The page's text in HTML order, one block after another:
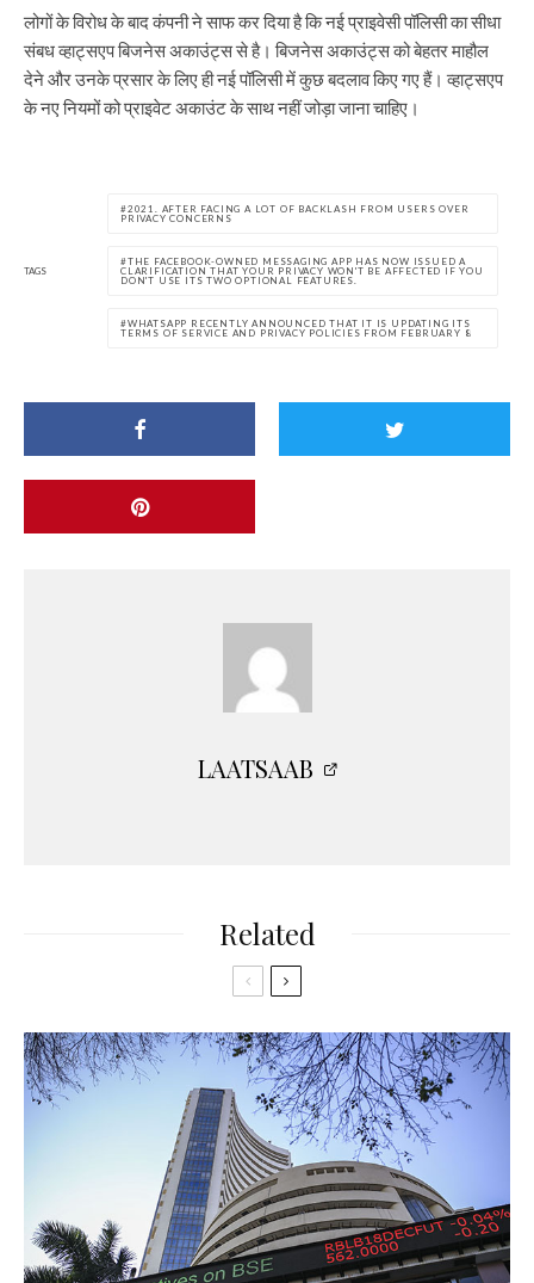
लोगों के विरोध के बाद कंपनी ने साफ कर दिया है कि नई प्राइवेसी पॉलिसी का सीधा
संबध व्हाट्सएप बिजनेस अकाउंट्स से है। बिजनेस अकाउंट्स को बेहतर माहौल
देने और उनके प्रसार के लिए ही नई पॉलिसी में कुछ बदलाव किए गए हैं। व्हाट्सएप
के नए नियमों को प्राइवेट अकाउंट के साथ नहीं जोड़ा जाना चाहिए।
TAGS
2021. AFTER FACING A LOT OF BACKLASH FROM USERS OVER
PRIVACY CONCERNS
THE FACEBOOK-OWNED MESSAGING APP HAS NOW ISSUED A
CLARIFICATION THAT YOUR PRIVACY WON'T BE AFFECTED IF YOU
DON'T USE ITS TWO OPTIONAL FEATURES.
WHATSAPP RECENTLY ANNOUNCED THAT IT IS UPDATING ITS
TERMS OF SERVICE AND PRIVACY POLICIES FROM FEBRUARY 8
LAATSAAB
Related